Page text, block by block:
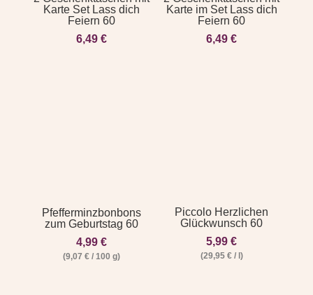
Karte Set Lass dich
Feiern 60
6,49 €
Karte im Set Lass dich
Feiern 60
6,49€
Pfefferminzbonbons
zum Geburtstag 60
4,99 €
(9,07 €/ 100 g)
Piccolo Herzlichen
Glückwunsch 60
5,99€
(29,95 €/ l)